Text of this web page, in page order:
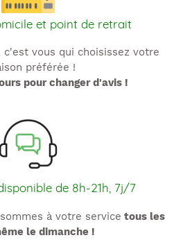
et point de retrait
c'est vous qui choisissez votre
préférée !
pour changer d'avis !
de 8h-21h, 7j/7
à votre service tous les
le dimanche !